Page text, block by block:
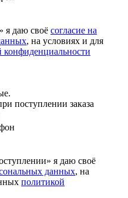
я даю своё согласие на
, на условиях и для
конфиденциальности
поступлении заказа
я даю своё
данных, на
политикой